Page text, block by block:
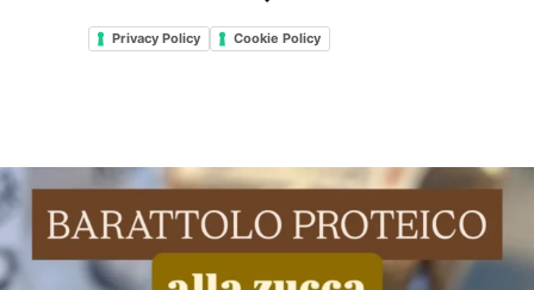
Privacy Policy Cookie Policy